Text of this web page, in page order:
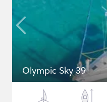
Olympic Sky 39